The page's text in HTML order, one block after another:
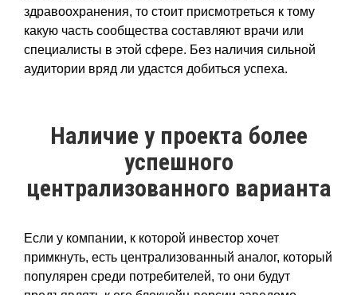
здравоохранения, то стоит присмотреться к тому
какую часть сообщества составляют врачи или
специалисты в этой сфере. Без наличия сильной
аудитории вряд ли удастся добиться успеха.
Наличие у проекта более
успешного
централизованного варианта
Если у компании, к которой инвестор хочет
примкнуть, есть централизованный аналог, который
популярен среди потребителей, то они будут